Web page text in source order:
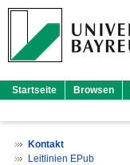
Startseite Browsen
Kontakt
Leitlinien EPub